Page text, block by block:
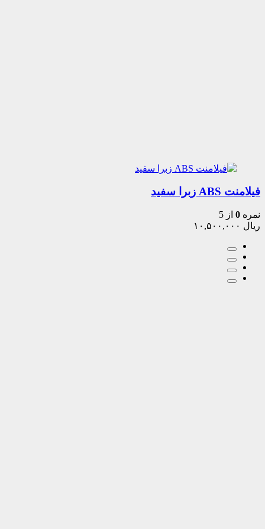
فیلامنت ABS زبرا سفید
نمره 0 از 5
ریال